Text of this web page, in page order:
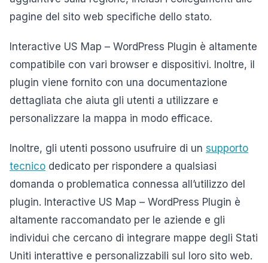
pagine del sito web specifiche dello stato.
Interactive US Map – WordPress Plugin è altamente
compatibile con vari browser e dispositivi. Inoltre, il
plugin viene fornito con una documentazione
dettagliata che aiuta gli utenti a utilizzare e
personalizzare la mappa in modo efficace.
Inoltre, gli utenti possono usufruire di un supporto
tecnico dedicato per rispondere a qualsiasi
domanda o problematica connessa all’utilizzo del
plugin. Interactive US Map – WordPress Plugin è
altamente raccomandato per le aziende e gli
individui che cercano di integrare mappe degli Stati
Uniti interattive e personalizzabili sul loro sito web.